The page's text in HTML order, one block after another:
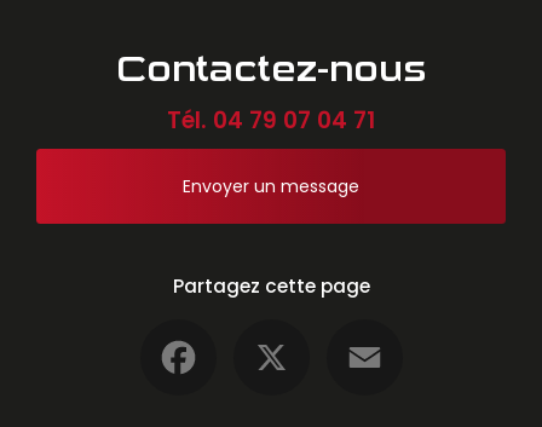
Contactez-nous
Tél. 04 79 07 04 71
Envoyer un message
Partagez cette page